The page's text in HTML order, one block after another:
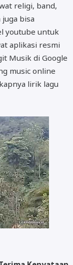
religi, band,
bisa
youtube untuk
aplikasi resmi
Musik di Google
music online
lirik lagu